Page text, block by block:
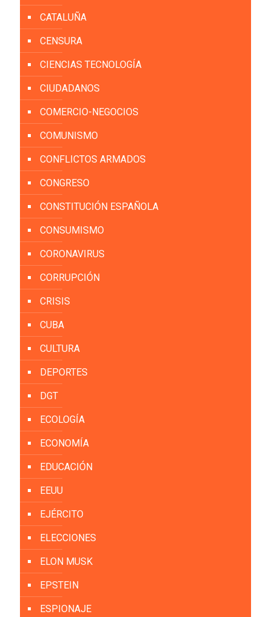
CATALUÑA
CENSURA
CIENCIAS TECNOLOGÍA
CIUDADANOS
COMERCIO-NEGOCIOS
COMUNISMO
CONFLICTOS ARMADOS
CONGRESO
CONSTITUCIÓN ESPAÑOLA
CONSUMISMO
CORONAVIRUS
CORRUPCIÓN
CRISIS
CUBA
CULTURA
DEPORTES
DGT
ECOLOGÍA
ECONOMÍA
EDUCACIÓN
EEUU
EJÉRCITO
ELECCIONES
ELON MUSK
EPSTEIN
ESPIONAJE